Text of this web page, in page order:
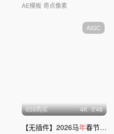
AE模板 奇点像素
AIGC
658购买 4K 0'48
【无插件】2026马年春节新年